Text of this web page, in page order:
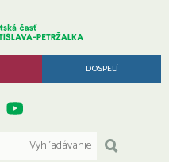
DOSPELÍ